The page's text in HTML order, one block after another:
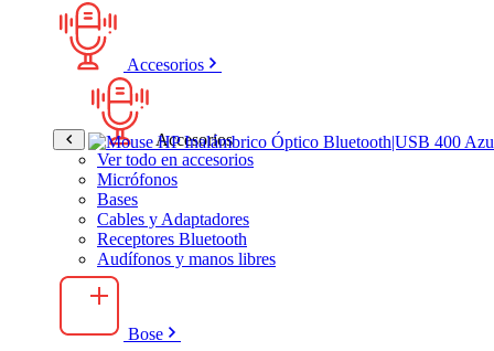
Accesorios
Accesorios
Ver todo en accesorios
Micrófonos
Bases
Cables y Adaptadores
Receptores Bluetooth
Audífonos y manos libres
Bose